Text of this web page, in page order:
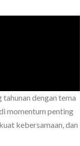
tahunan dengan tema
momentum penting
kebersamaan, dan